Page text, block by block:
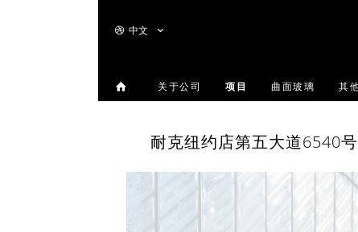
中文
关于公司 项目 曲面玻璃 其
耐克纽约店第五大道6540